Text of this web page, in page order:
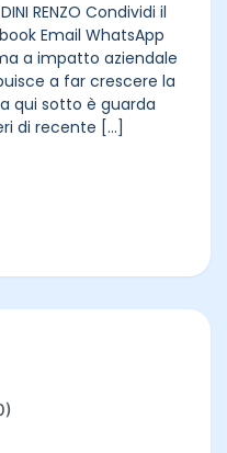
DINI RENZO Condividi il
Email WhatsApp
a impatto aziendale
a far crescere la
qui sotto è guarda
di recente [...]